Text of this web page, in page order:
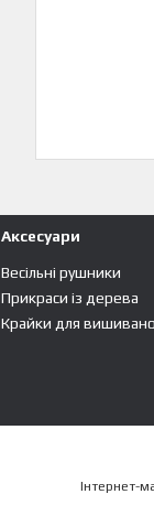
Аксесуари
Весільні рушники
Прикраси із дерева
Крайки для